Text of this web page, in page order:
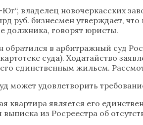
владелец новочеркасских
бизнесмен утверждает, что
должника, говорят юристы.
в арбитражный суд
суда). Ходатайство
единственным жильем.
может удовлетворить
квартира является его
выписка из Росреестра об